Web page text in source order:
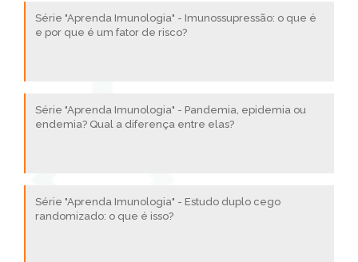
Série "Aprenda Imunologia" - Imunossupressão: o que é
e por que é um fator de risco?
Série "Aprenda Imunologia" - Pandemia, epidemia ou
endemia? Qual a diferença entre elas?
Série "Aprenda Imunologia" - Estudo duplo cego
randomizado: o que é isso?